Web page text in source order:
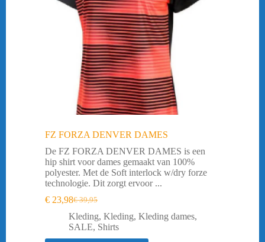
FZ FORZA DENVER DAMES
De FZ FORZA DENVER DAMES is een
hip shirt voor dames gemaakt van 100%
polyester. Met de Soft interlock w/dry forze
technologie. Dit zorgt ervoor ...
€39,95
Oorspronkelijke
prijs
was:
€ 39,95.
€ 23,98Huidige
prijs
is:
€ 23,98.
Kleding, Kleding, Kleding dames,
SALE, Shirts